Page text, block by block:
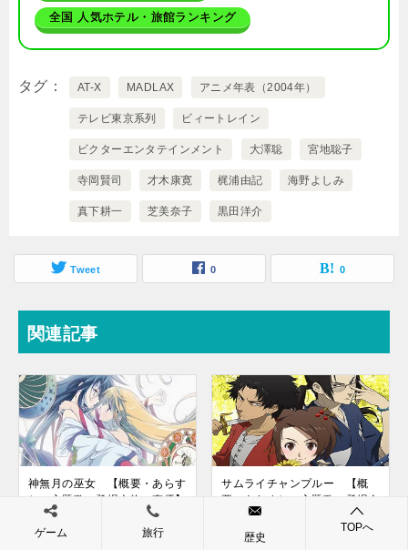
全国 人気ホテル・旅館ランキング
タグ AT-X MADLAX アニメ年表（2004年）
テレビ東京系列 ビィートレイン
ビクターエンタテインメント 大澤聡 宮地聡子
寺岡賢司 才木康寛 梶浦由記 海野よしみ
真下耕一 芝美奈子 黒田洋介
Tweet 0 0
関連記事
神無月の巫女 【概要・あらす
じ・主題歌・登場人物・声優】
サムライチャンプルー 【概
要・あらすじ・主題歌・登場人
物・声優】
ゲーム
旅行 歴史
TOPへ